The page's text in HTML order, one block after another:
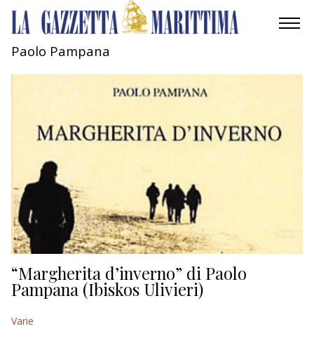
INDUSTRIA
RICERCA
ECONOMIA
TURISMO
CULTURA
NAUTICA
Paolo Pampana
“Margherita d’inverno” di Paolo
Pampana (Ibiskos Ulivieri)
Varie